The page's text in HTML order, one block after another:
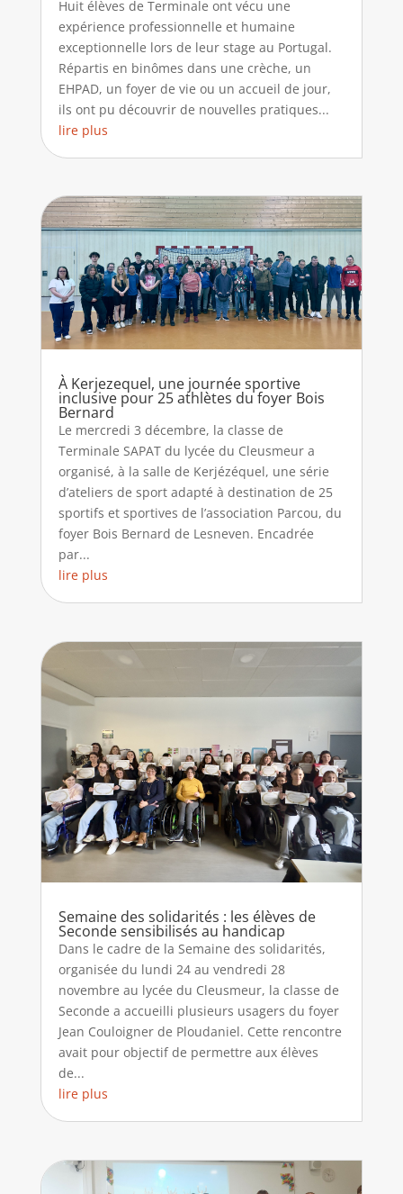
Huit élèves de Terminale ont vécu une
expérience professionnelle et humaine
exceptionnelle lors de leur stage au Portugal.
Répartis en binômes dans une crèche, un
EHPAD, un foyer de vie ou un accueil de jour,
ils ont pu découvrir de nouvelles pratiques...
lire plus
À Kerjezequel, une journée sportive
inclusive pour 25 athlètes du foyer Bois
Bernard
Le mercredi 3 décembre, la classe de
Terminale SAPAT du lycée du Cleusmeur a
organisé, à la salle de Kerjézéquel, une série
d’ateliers de sport adapté à destination de 25
sportifs et sportives de l’association Parcou, du
foyer Bois Bernard de Lesneven. Encadrée
par...
lire plus
Semaine des solidarités : les élèves de
Seconde sensibilisés au handicap
Dans le cadre de la Semaine des solidarités,
organisée du lundi 24 au vendredi 28
novembre au lycée du Cleusmeur, la classe de
Seconde a accueilli plusieurs usagers du foyer
Jean Couloigner de Ploudaniel. Cette rencontre
avait pour objectif de permettre aux élèves
de...
lire plus